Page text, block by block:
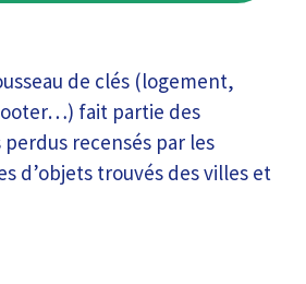
de clés (logement,
fait partie des
recensés par les
d’objets trouvés des villes et